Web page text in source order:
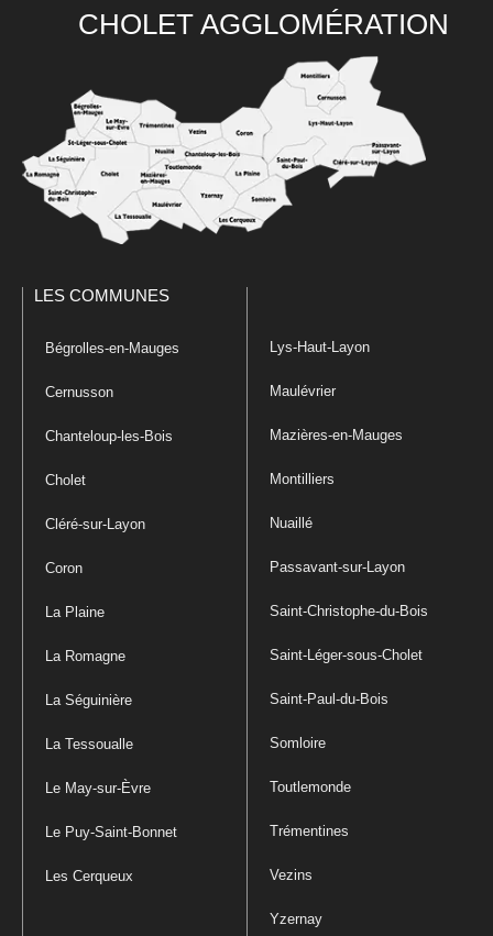
CHOLET AGGLOMÉRATION
LES COMMUNES
Bégrolles-en-Mauges
Cernusson
Chanteloup-les-Bois
Cholet
Cléré-sur-Layon
Coron
La Plaine
La Romagne
La Séguinière
La Tessoualle
Le May-sur-Èvre
Le Puy-Saint-Bonnet
Les Cerqueux
Lys-Haut-Layon
Maulévrier
Mazières-en-Mauges
Montilliers
Nuaillé
Passavant-sur-Layon
Saint-Christophe-du-Bois
Saint-Léger-sous-Cholet
Saint-Paul-du-Bois
Somloire
Toutlemonde
Trémentines
Vezins
Yzernay